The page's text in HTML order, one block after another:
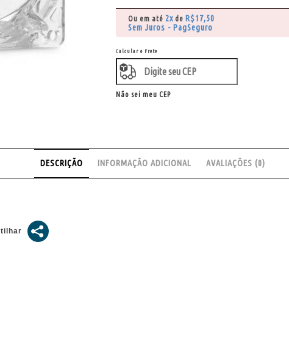
Ou em até 2x de R$17,50
Sem Juros - PagSeguro
Calcular o Frete
Não sei meu CEP
DESCRIÇÃO INFORMAÇÃO ADICIONAL AVALIAÇÕES (0)